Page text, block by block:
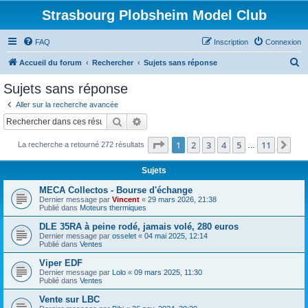
Strasbourg Plobsheim Model Club
FAQ Connexion
Inscription
Accueil du forum Rechercher Sujets sans réponse
c
Sujets sans réponse
Aller sur la recherche avancée
Rechercher
La recherche a retourné 272 résultats Page 1sur11
1 2 3 4 5 11
Sujets
MECA Collectos - Bourse d'échange
Dernier message par Vincent « 29 mars 2026, 21:38
Publié dans Moteurs thermiques
DLE 35RA à peine rodé, jamais volé, 280 euros
Dernier message par osselet « 04 mai 2025, 12:14
Publié dans Ventes
Viper EDF
Dernier message par Lolo « 09 mars 2025, 11:30
Publié dans Ventes
Vente sur LBC